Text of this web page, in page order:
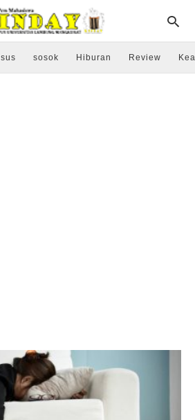
sosok Hiburan Review